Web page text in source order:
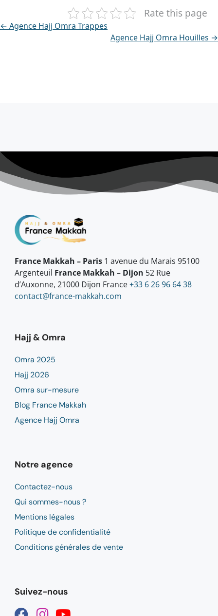
Rate this page
← Agence Hajj Omra Trappes
Agence Hajj Omra Houilles →
France Makkah – Paris 1 avenue du Marais 95100
Argenteuil France Makkah – Dijon 52 Rue
d’Auxonne, 21000 Dijon France+33 6 26 96 64 38
contact@france-makkah.com
Hajj & Omra
Omra 2025
Hajj 2026
Omra sur-mesure
Blog France Makkah
Agence Hajj Omra
Notre agence
Contactez-nous
Qui sommes-nous ?
Mentions légales
Politique de confidentialité
Conditions générales de vente
Suivez-nous